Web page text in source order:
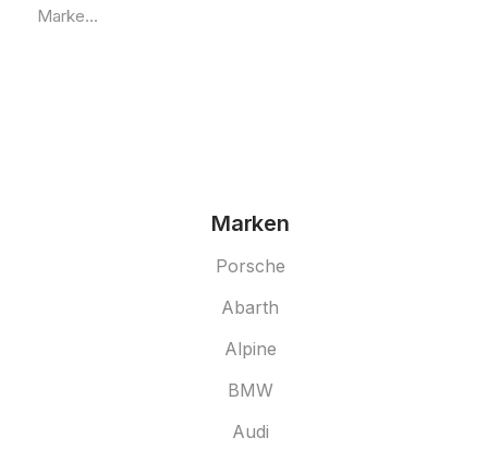
Marke...
Marken
Porsche
Abarth
Alpine
BMW
Audi